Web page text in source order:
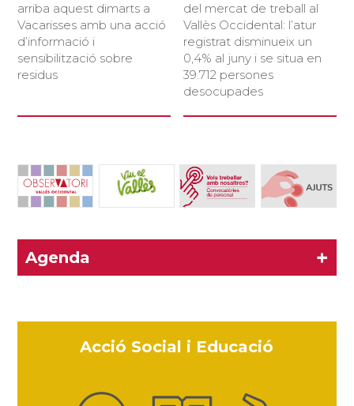
arriba aquest dimarts a
Vacarisses amb una acció
d’informació i
sensibilització sobre
residus
del mercat de treball al
Vallès Occidental: l’atur
registrat disminueix un
0,4% al juny i se situa en
39.712 persones
desocupades
Agenda +
Acció Social i Educació